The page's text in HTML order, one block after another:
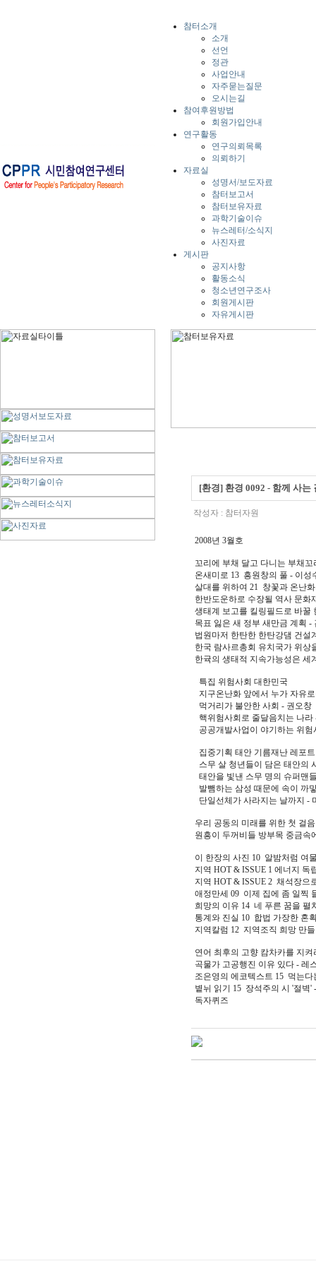
참터소개
소개
선언
정관
사업안내
자주묻는질문
오시는길
참여후원방법
회원가입안내
연구활동
연구의뢰목록
의뢰하기
자료실
성명서/보도자료
참터보고서
참터보유자료
과학기술이슈
뉴스레터/소식지
사진자료
게시판
공지사항
활동소식
청소년연구조사
회원게시판
자유게시판
[환경] 환경 0092 - 함께 사는
작성자 : 참터자원
2008년 3월호
꼬리에 부채 달고 다니는 부채
온새미로 13 흥원창의 풀 - 이성
살대를 위하여 21 창꽃과 온난
한반도운하로 수장될 역사 문화
생태계 보고를 킬링필드로 바꿀
목표 잃은 새 정부 새만금 계획 -
법원마저 한탄한 한탄강댐 건설
한국 람사르총회 유치국가 위상
한귝의 생태적 지속가능성은 세
특집 위험사회 대한민국
지구온난화 앞에서 누가 자유
먹거리가 불안한 사회 - 권오창
핵위험사회로 줄달음치는 나라
공공개발사업이 야기하는 위험
집중기획 태안 기름재난 레포
스무 살 청년들이 담은 태안의
태안을 빛낸 스무 명의 슈퍼맨
발뺌하는 삼성 때문에 속이 까
단일선체가 사라지는 날까지 -
우리 공동의 미래를 위한 첫 걸
원흥이 두꺼비들 방부목 중금속
이 한장의 사진 10 알밤처럼 여
지역 HOT & ISSUE 1 에너지
지역 HOT & ISSUE 2 채석장으
애정만세 09 이제 집에 좀 일찍
희망의 이유 14 네 푸른 꿈을 펼
통계와 진실 10 합법 가장한 혼
지역칼럼 12 지역조직 희망 만
연어 최후의 고향 캄차카를 지
곡물가 고공행진 이유 있다 - 레
조은영의 에코텍스트 15 먹는
볕뉘 읽기 15 장석주의 시 '절벽'
독자퀴즈